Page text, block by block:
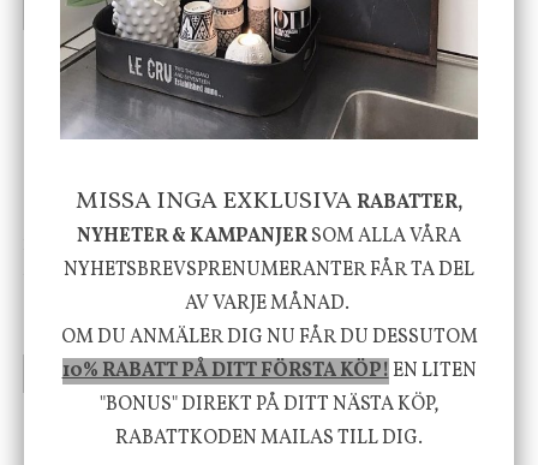
INFO KÖP INFO KÖP
House Doctor
Skål, Hands marmor
635 kr795 kr
-20%
INFO KÖP
Nicolas Vahé
Serveringsfat, Ostron,
Stengods
415 kr
INFO KÖP
MISSA INGA EXKLUSIVARABATTER,
NYHETER & KAMPANJERSOM ALLA VÅRA
NYHETSBREVSPRENUMERANTER FÅR TA DEL
AV VARJE MÅNAD.
OM DU ANMÄLER DIG NU FÅR DU DESSUTOM
10% RABATT PÅ DITT FÖRSTA KÖP!EN LITEN
"BONUS" DIREKT PÅ DITT NÄSTA KÖP,
RABATTKODEN MAILAS TILL DIG.